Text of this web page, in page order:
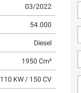
03/2022
54.000
Diesel
1950 Cm³
110 KW / 150 CV